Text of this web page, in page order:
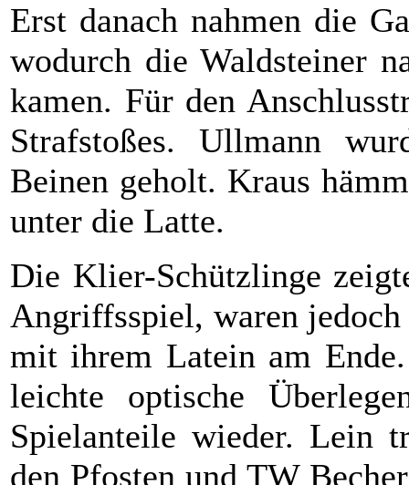
Erst danach nahmen die
wodurch die Waldsteiner
kamen. Für den
Strafstoßes. Ullmann
Beinen geholt. Kraus
unter die Latte.
Die Klier-Schützlinge
Angriffsspiel, waren
mit ihrem Latein am Ende.
leichte optische
Spielanteile wieder. Lein
den Pfosten und TW